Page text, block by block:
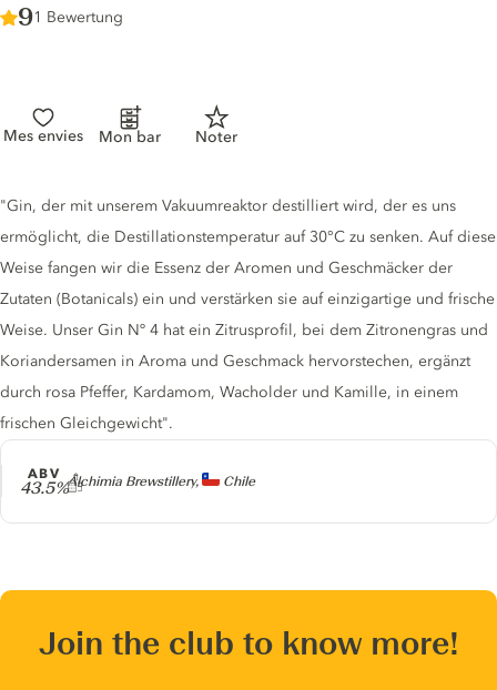
Score :
9/ 10
1 Bewertung
Mes envies Mon bar Noter
Producer
Alchimia Brewstillery, Chile
ABV
43.5%
Gin description
"Gin, der mit unserem Vakuumreaktor destilliert wird, der es uns
ermöglicht, die Destillationstemperatur auf 30°C zu senken. Auf diese
Weise fangen wir die Essenz der Aromen und Geschmäcker der
Zutaten (Botanicals) ein und verstärken sie auf einzigartige und frische
Weise. Unser Gin Nº 4 hat ein Zitrusprofil, bei dem Zitronengras und
Koriandersamen in Aroma und Geschmack hervorstechen, ergänzt
durch rosa Pfeffer, Kardamom, Wacholder und Kamille, in einem
frischen Gleichgewicht".
Join the club to know more!